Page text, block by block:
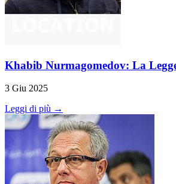
Khabib Nurmagomedov: La
3 Giu 2025
Leggi di più →